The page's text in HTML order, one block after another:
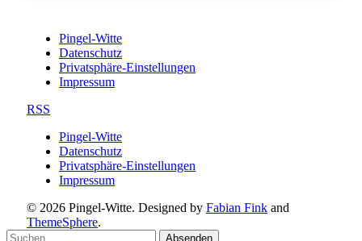
Pingel-Witte
Datenschutz
Privatsphäre-Einstellungen
Impressum
RSS
Pingel-Witte
Datenschutz
Privatsphäre-Einstellungen
Impressum
© 2026 Pingel-Witte. Designed by Fabian Fink and
ThemeSphere.
Absenden